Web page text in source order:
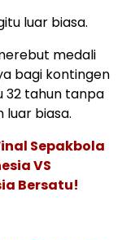
luar biasa.
medali
bagi kontingen
32 tahun tanpa
luar biasa.
Sepakbola
VS
Bersatu!